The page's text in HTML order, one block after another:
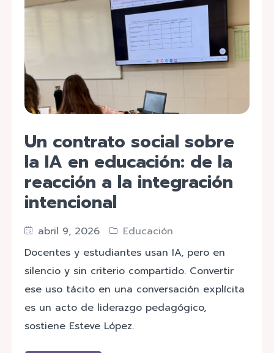
Un contrato social sobre
la IA en educación: de la
reacción a la integración
intencional
abril 9, 2026
Educación
Docentes y estudiantes usan IA, pero en
silencio y sin criterio compartido. Convertir
ese uso tácito en una conversación explícita
es un acto de liderazgo pedagógico,
sostiene Esteve López.